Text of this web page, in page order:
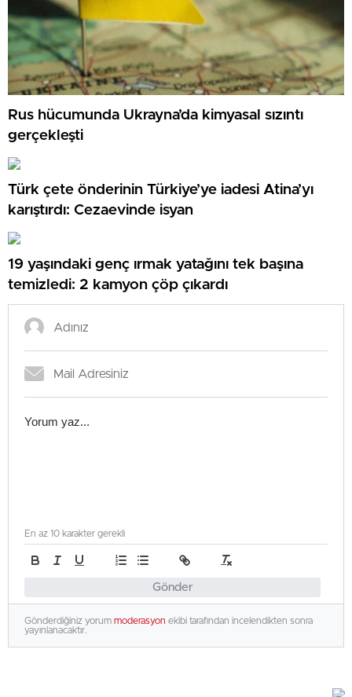
Rus hücumunda Ukrayna’da kimyasal sızıntı
gerçekleşti
Türk çete önderinin Türkiye’ye iadesi Atina’yı
karıştırdı: Cezaevinde isyan
19 yaşındaki genç ırmak yatağını tek başına
temizledi: 2 kamyon çöp çıkardı
Gönder
En az 10 karakter gerekli
Gönderdiğiniz yorum moderasyon ekibi tarafından incelendikten sonra
yayınlanacaktır.